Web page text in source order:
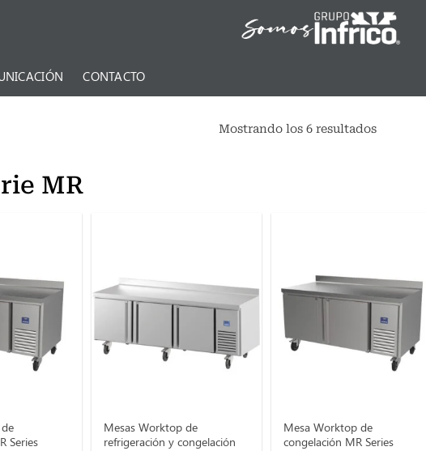
CONTACTO
Mostrando los 6 resultados
MR
Series
Mesas Worktop de
refrigeración y congelación
Mesa Worktop de
congelación MR Series